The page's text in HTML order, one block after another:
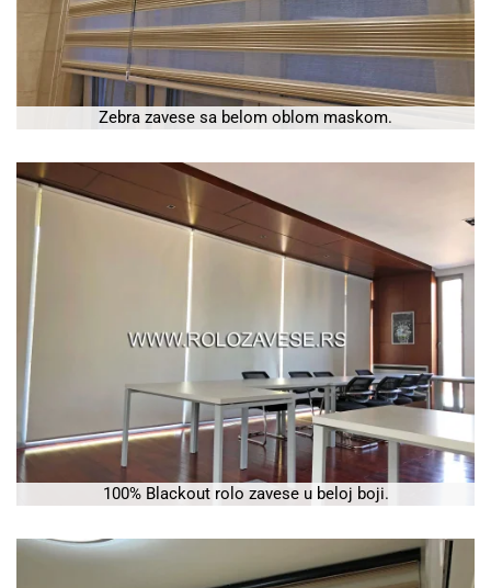
Zebra zavese sa belom oblom maskom.
100% Blackout rolo zavese u beloj boji.